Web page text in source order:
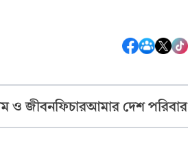
ও জীবনফিচারআমার দেশ পরিবার